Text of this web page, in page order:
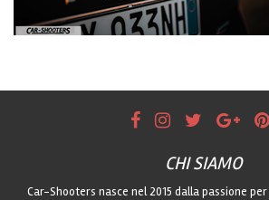
CHI SIAMO
Car-Shooters nasce nel 2015 dalla passione